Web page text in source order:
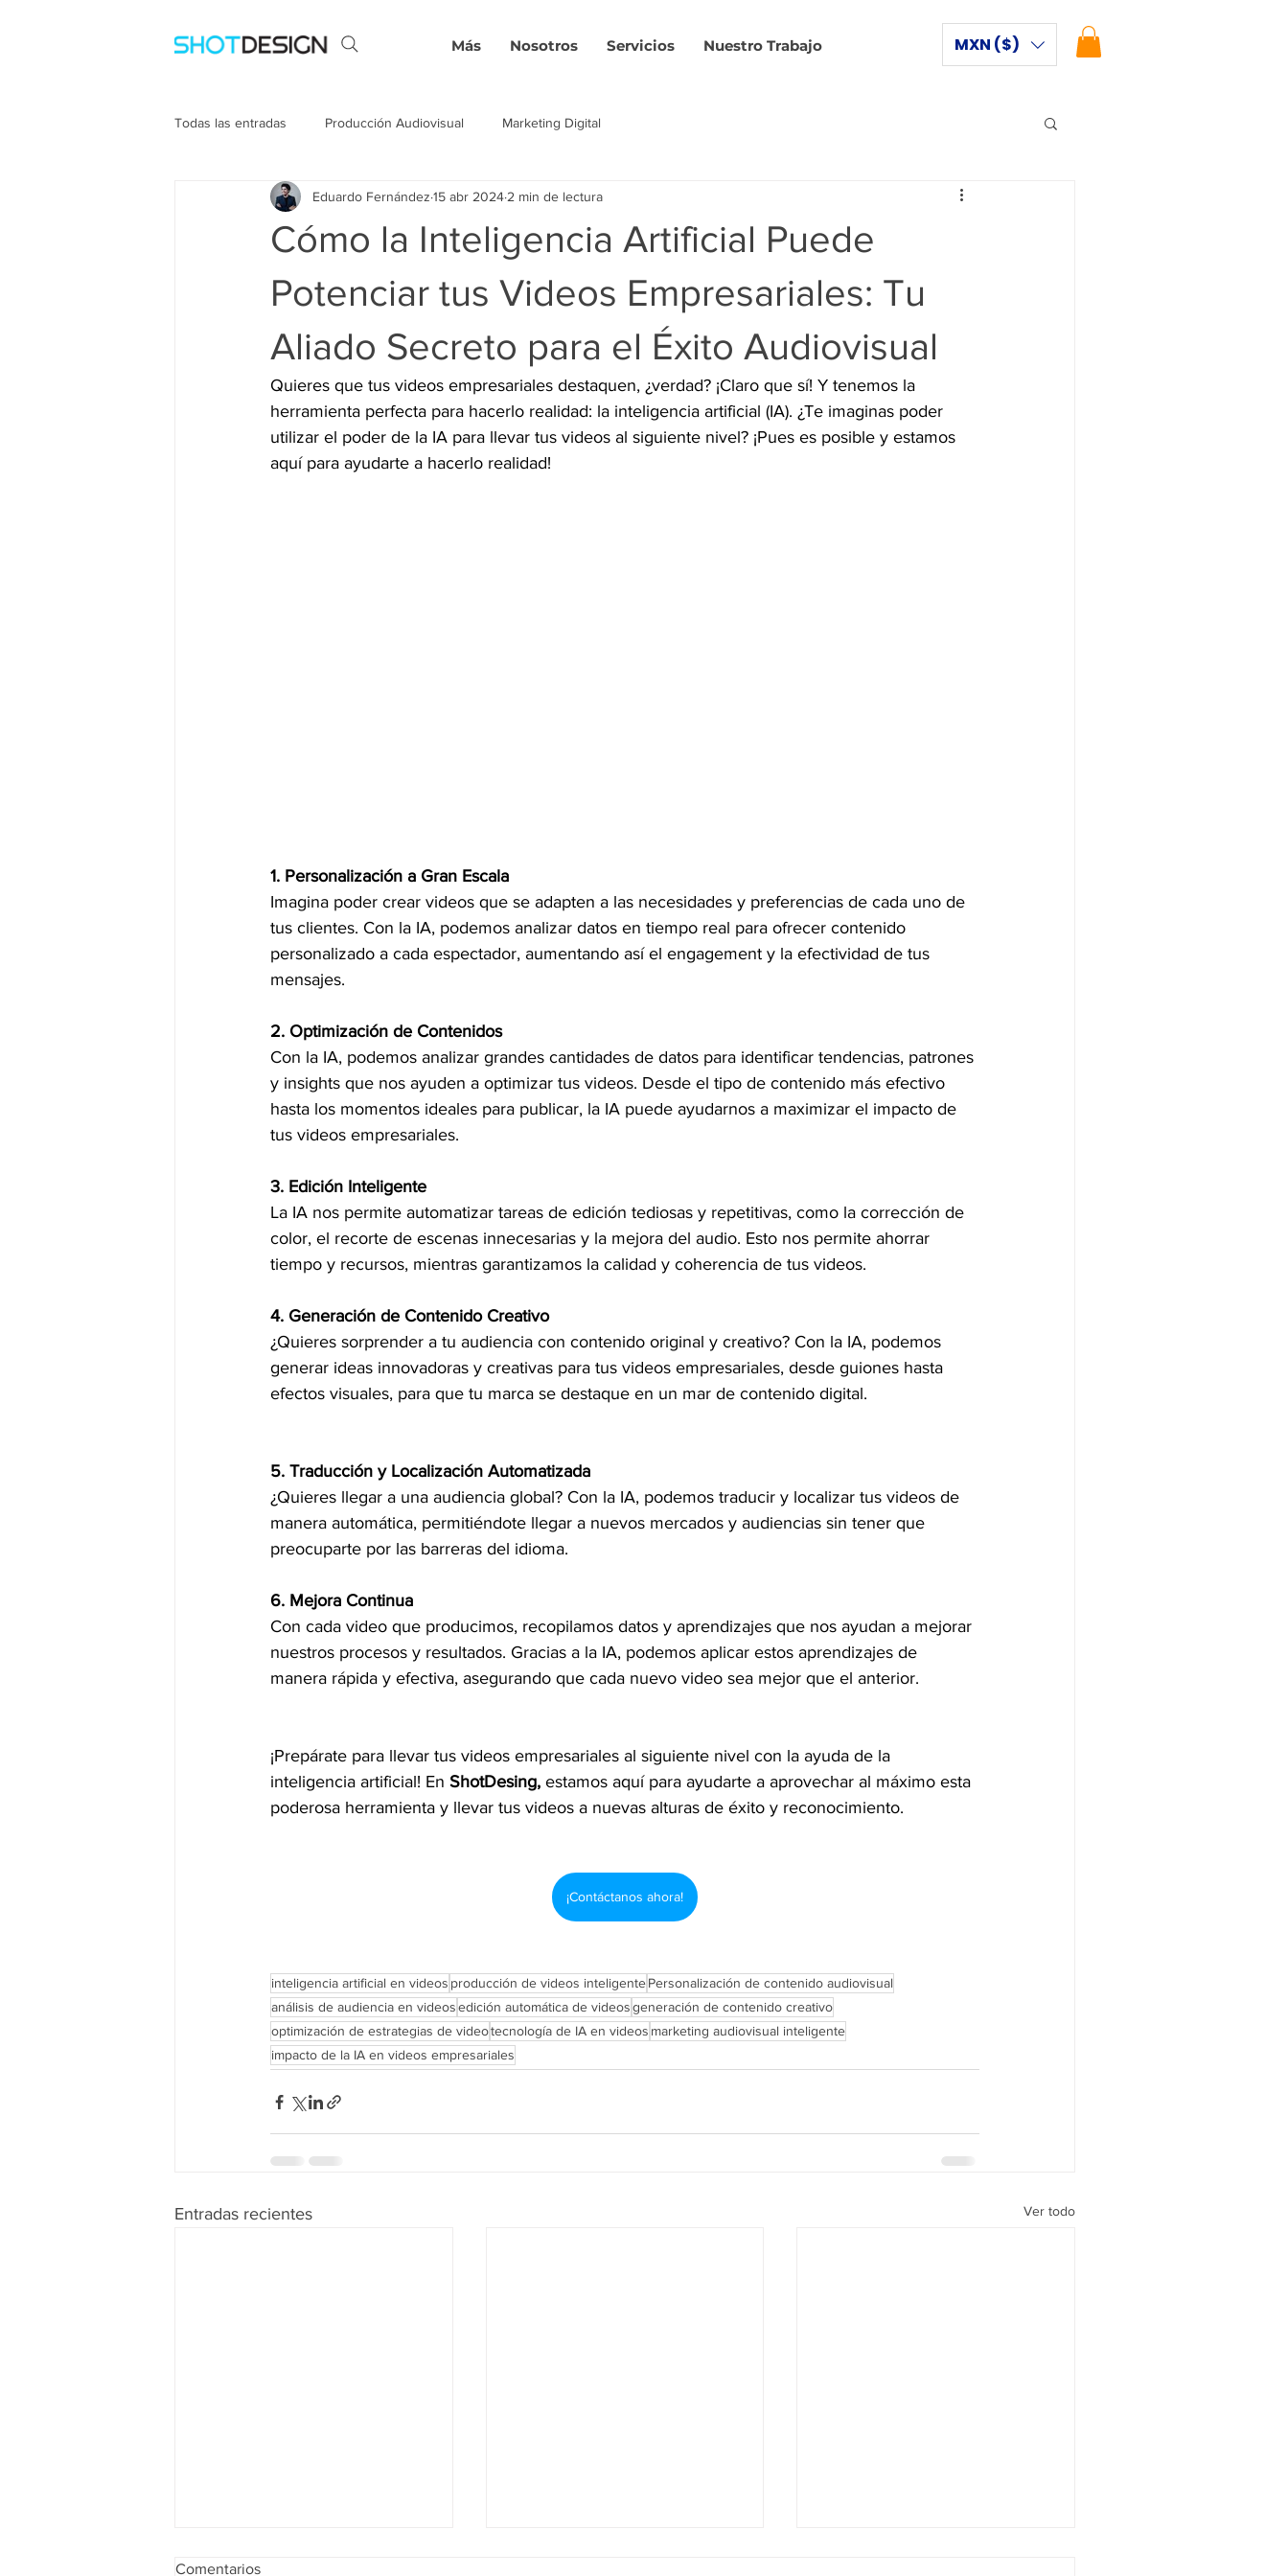
Nuestro Trabajo
Servicios
Nosotros
Más MXN ($)
Todas las entradas Producción Audiovisual Marketing Digital
Cómo la Inteligencia Artificial Puede
Potenciar tus Videos Empresariales: Tu
Aliado Secreto para el Éxito Audiovisual
Eduardo Fernández 15 abr 2024 2 min de lectura
Quieres que tus videos empresariales destaquen, ¿verdad? ¡Claro que sí! Y tenemos la
herramienta perfecta para hacerlo realidad: la inteligencia artificial (IA). ¿Te imaginas poder
utilizar el poder de la IA para llevar tus videos al siguiente nivel? ¡Pues es posible y estamos
aquí para ayudarte a hacerlo realidad!
1. Personalización a Gran Escala
Imagina poder crear videos que se adapten a las necesidades y preferencias de cada uno de
tus clientes. Con la IA, podemos analizar datos en tiempo real para ofrecer contenido
personalizado a cada espectador, aumentando así el engagement y la efectividad de tus
mensajes.
2. Optimización de Contenidos
Con la IA, podemos analizar grandes cantidades de datos para identificar tendencias, patrones
y insights que nos ayuden a optimizar tus videos. Desde el tipo de contenido más efectivo
hasta los momentos ideales para publicar, la IA puede ayudarnos a maximizar el impacto de
tus videos empresariales.
3. Edición Inteligente
La IA nos permite automatizar tareas de edición tediosas y repetitivas, como la corrección de
color, el recorte de escenas innecesarias y la mejora del audio. Esto nos permite ahorrar
tiempo y recursos, mientras garantizamos la calidad y coherencia de tus videos.
4. Generación de Contenido Creativo
¿Quieres sorprender a tu audiencia con contenido original y creativo? Con la IA, podemos
generar ideas innovadoras y creativas para tus videos empresariales, desde guiones hasta
efectos visuales, para que tu marca se destaque en un mar de contenido digital.
5. Traducción y Localización Automatizada
¿Quieres llegar a una audiencia global? Con la IA, podemos traducir y localizar tus videos de
manera automática, permitiéndote llegar a nuevos mercados y audiencias sin tener que
preocuparte por las barreras del idioma.
6. Mejora Continua
Con cada video que producimos, recopilamos datos y aprendizajes que nos ayudan a mejorar
nuestros procesos y resultados. Gracias a la IA, podemos aplicar estos aprendizajes de
manera rápida y efectiva, asegurando que cada nuevo video sea mejor que el anterior.
¡Prepárate para llevar tus videos empresariales al siguiente nivel con la ayuda de la
inteligencia artificial! En ShotDesing, estamos aquí para ayudarte a aprovechar al máximo esta
poderosa herramienta y llevar tus videos a nuevas alturas de éxito y reconocimiento.
¡Contáctanos ahora!
inteligencia artificial en videos producción de videos inteligentePersonalización de contenido audiovisual
análisis de audiencia en videosedición automática de videosgeneración de contenido creativo
optimización de estrategias de videotecnología de IA en videos marketing audiovisual inteligente
impacto de la IA en videos empresariales
Entradas recientes Ver todo
Comentarios